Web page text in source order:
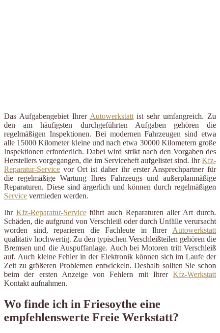
Das Aufgabengebiet Ihrer Autowerkstattist sehr umfangreich. Zu
den am häufigsten durchgeführten Aufgaben gehören die
regelmäßigen Inspektionen. Bei modernen Fahrzeugen sind etwa
alle 15000 Kilometer kleine und nach etwa 30000 Kilometern große
Inspektionen erforderlich. Dabei wird strikt nach den Vorgaben des
Herstellers vorgegangen, die im Serviceheft aufgelistet sind. IhrKfz-
Reparatur-Service vor Ort ist daher ihr erster Ansprechpartner für
die regelmäßige Wartung Ihres Fahrzeugs und außerplanmäßige
Reparaturen. Diese sind ärgerlich und können durch regelmäßigen
Service vermieden werden.
Ihr Kfz-Reparatur-Serviceführt auch Reparaturen aller Art durch.
Schäden, die aufgrund von Verschleiß oder durch Unfälle verursacht
worden sind, reparieren die Fachleute in Ihrer Autowerkstatt
qualitativ hochwertig. Zu den typischen Verschleißteilen gehören die
Bremsen und die Auspuffanlage. Auch bei Motoren tritt Verschleiß
auf. Auch kleine Fehler in der Elektronik können sich im Laufe der
Zeit zu größeren Problemen entwickeln. Deshalb sollten Sie schon
beim der ersten Anzeige von Fehlern mit Ihrer Kfz-Werkstatt
Kontakt aufnahmen.
Wo finde ich in Friesoythe eine
empfehlenswerte Freie Werkstatt?